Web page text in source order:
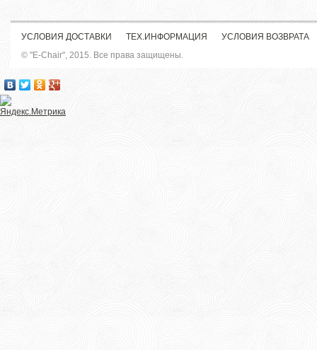
УСЛОВИЯ ДОСТАВКИ ТЕХ.ИНФОРМАЦИЯ
УСЛОВИЯ ВОЗВРАТА
© "E-Chair", 2015. Все права защищены.